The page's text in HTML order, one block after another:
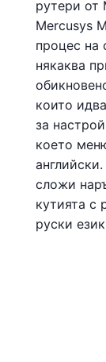
рутери от
Mercusys
процес на
някаква
които
за
което
сложи
кутията с
руски